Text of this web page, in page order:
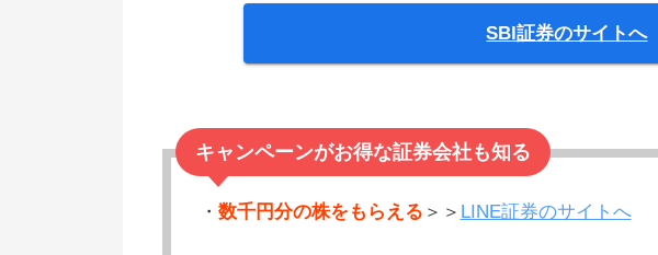
SBI証券のサイトへ
キャンペーンがお得な証券会社も知る
・ 数千円分の株をもらえる ＞＞ LINE証券のサイトへ